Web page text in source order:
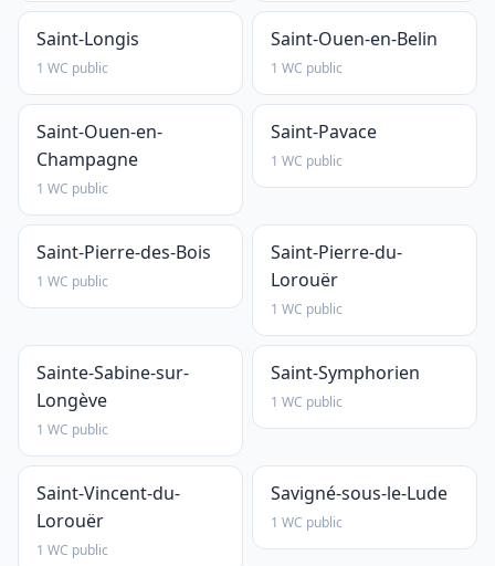
Saint-Longis
1 WC public
Saint-Ouen-en-Belin
1 WC public
Saint-Ouen-en-
Champagne
1 WC public
Saint-Pavace
1 WC public
Saint-Pierre-des-Bois
1 WC public
Saint-Pierre-du-
Lorouër
1 WC public
Sainte-Sabine-sur-
Longève
1 WC public
Saint-Symphorien
1 WC public
Saint-Vincent-du-
Lorouër
1 WC public
Savigné-sous-le-Lude
1 WC public